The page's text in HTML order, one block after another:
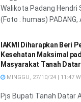
Walikota Padang Hendri
(Foto : humas) PADANG,
IAKMI Diharapkan Beri
Kesehatan Maksimal
Masyarakat Tanah Datar
MINGGU, 27/10/24 | 11:47
Pjs Bupati Tanah Datar